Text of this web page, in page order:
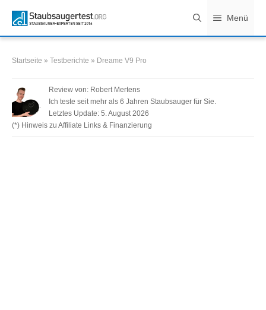
Inhalt
springen
Menü
Startseite » Testberichte » Dreame V9 Pro
Review von: Robert Mertens
Ich teste seit mehr als 6 Jahren Staubsauger für Sie.
Letztes Update: 5. August 2026
(*) Hinweis zu Affiliate Links & Finanzierung